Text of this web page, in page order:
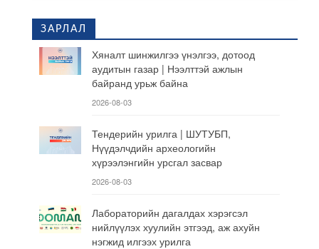
ЗАРЛАЛ
Хяналт шинжилгээ үнэлгээ, дотоод
аудитын газар | Нээлттэй ажлын
байранд урьж байна
2026-08-03
Тендерийн урилга | ШУТУБП,
Нүүдэлчдийн археологийн
хүрээлэнгийн урсгал засвар
2026-08-03
Лабораторийн дагалдах хэрэгсэл
нийлүүлэх хуулийн этгээд, аж ахуйн
нэгжид илгээх урилга